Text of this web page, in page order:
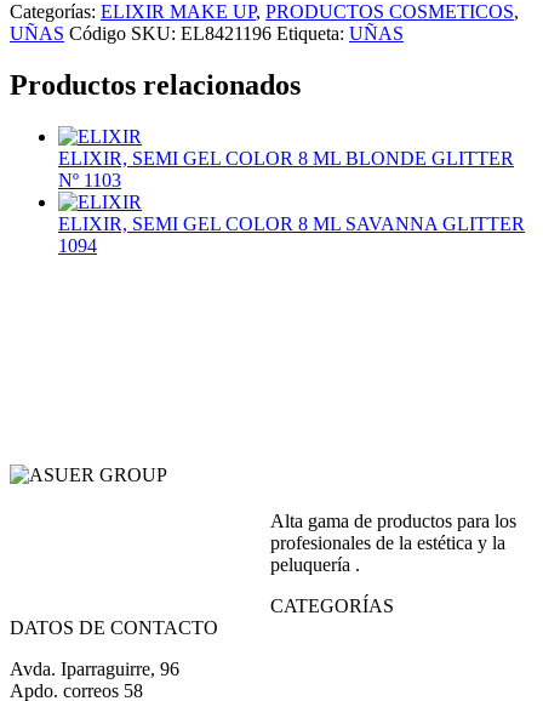
Categorías: ELIXIR MAKE UP, PRODUCTOS COSMETICOS,
UÑAS Código SKU: EL8421196 Etiqueta: UÑAS
Productos relacionados
ELIXIR, SEMI GEL COLOR 8 ML BLONDE GLITTER
Nº 1103
ELIXIR, SEMI GEL COLOR 8 ML SAVANNA GLITTER
1094
Alta gama de productos para los
profesionales de la estética y la
peluquería .
CATEGORÍAS
DATOS DE CONTACTO
Avda. Iparraguirre, 96
Apdo. correos 58